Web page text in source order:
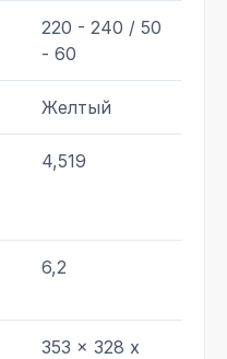
220 - 240 / 50
- 60
Желтый
4,519
6,2
353 x 328 x